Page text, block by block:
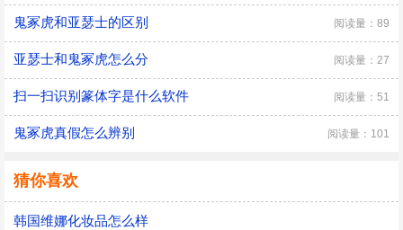
鬼冢虎和亚瑟士的区别 阅读量：89
亚瑟士和鬼冢虎怎么分 阅读量：27
扫一扫识别篆体字是什么软件 阅读量：51
鬼冢虎真假怎么辨别 阅读量：101
猜你喜欢
韩国维娜化妆品怎么样